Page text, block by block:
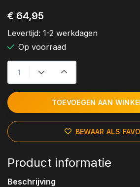
€ 64,95
Levertijd: 1-2 werkdagen
Op voorraad
TOEVOEGEN AAN
BEWAAR ALS
Product informatie
Beschrijving